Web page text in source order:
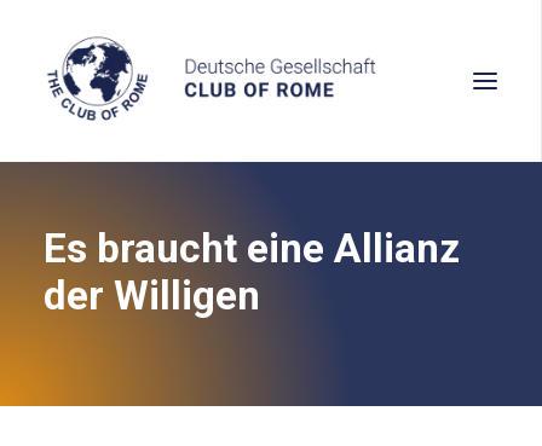
Wissen
Denken
Es braucht eine Allianz
der Willigen